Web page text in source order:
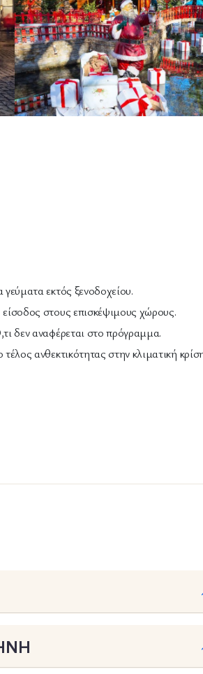
γεύματα εκτός ξενοδοχείου.
στους επισκέψιμους χώρους.
δεν αναφέρεται στο πρόγραμμα.
τέλος ανθεκτικότητας στην κλιματική